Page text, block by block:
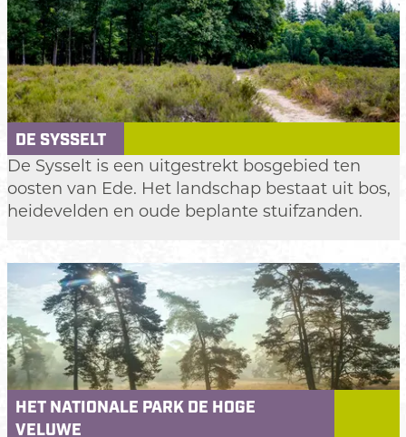
e
l
DE SYSSELT
D
e
S
s
l
t
De Sysselt is een uitgestrekt bosgebied ten
oosten van Ede. Het landschap bestaat uit bos,
heidevelden en oude beplante stuifzanden.
HET NATIONALE PARK DE HOGE
VELUWE